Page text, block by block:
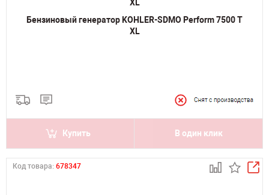
Бензиновый генератор KOHLER-SDMO Perform 7500 T
XL
Купить В один клик
Код товара: 678347